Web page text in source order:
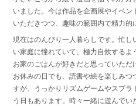
いました。今は作品を企画展やイベ
いただきつつ、趣味の範囲内で精力的
現在はのんびり一人暮らしです。忙し
い家庭に憧れていて、極力自炊する
お家のごはんが好きだと思っていただ
お休みの日でも、読書や絵を楽しみ
すが、うっかりリズムゲームやスプラ
う日もあります。時々一緒に遊んでい